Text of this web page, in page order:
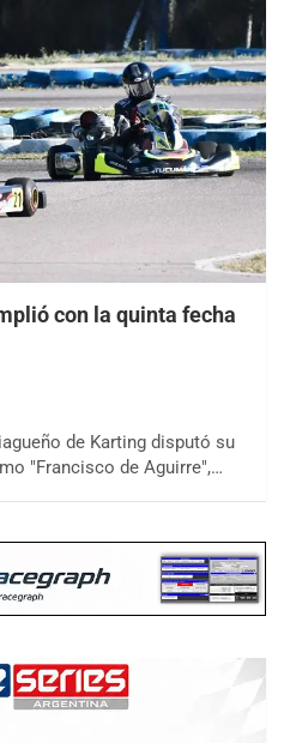
con la quinta fecha
de Karting disputó su
"Francisco de Aguirre",…